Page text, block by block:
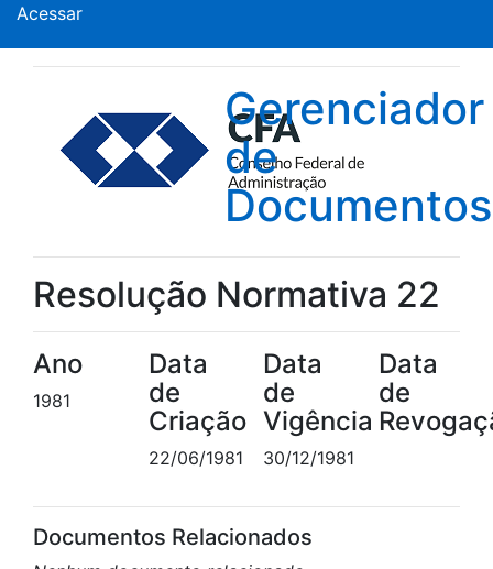
Acessar
Gerenciador
de
Documentos
Resolução Normativa 22
Ano
1981
Data
de
Criação
22/06/1981
Data
de
Vigência
30/12/1981
Data
de
Documentos Relacionados